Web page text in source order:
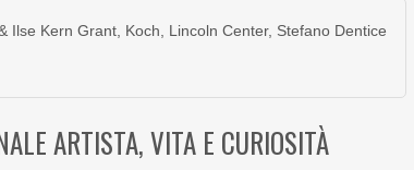
Ilse Kern Grant Koch Lincoln Center, Stefano Dentice
ARTISTA, VITA E CURIOSITÀ